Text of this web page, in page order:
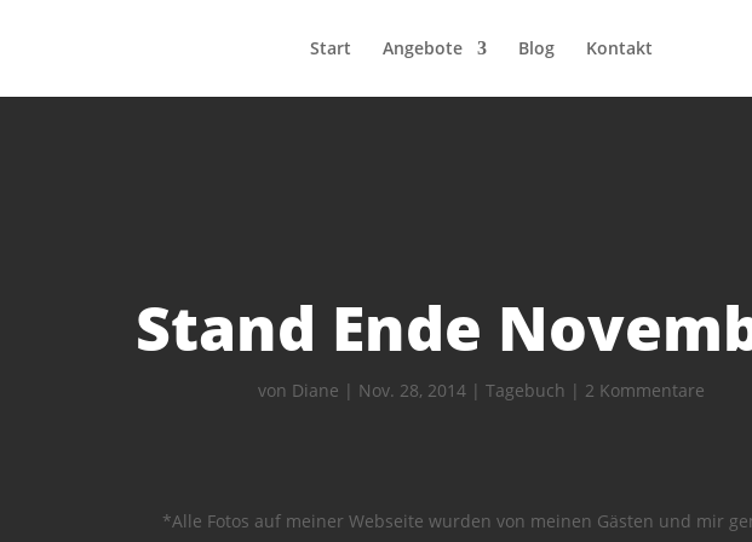
Start Angebote Blog Kontakt
Stand Ende
von Diane | Nov. 28, 2014| Tagebuch | 2 Kommentare
*Alle Fotos auf meiner Webseite wurden von meinen Gästen und mir